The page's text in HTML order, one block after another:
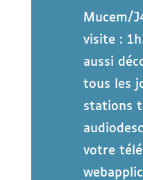
Mucem/
visite :
aussi
tous les
stations
votre